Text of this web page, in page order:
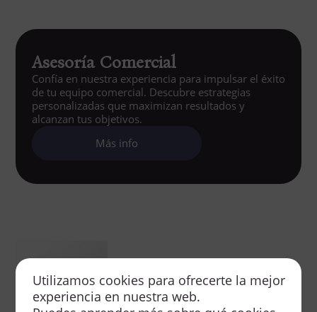
Asesoría Comercial
Confía en nuestra experiencia para impulsar el éxito
de tu equipo comercial. Descubre estrategias
personalizadas que maximizan resultados y
alcanzan tus objetivos.
Más info
Utilizamos cookies para ofrecerte la mejor
experiencia en nuestra web.